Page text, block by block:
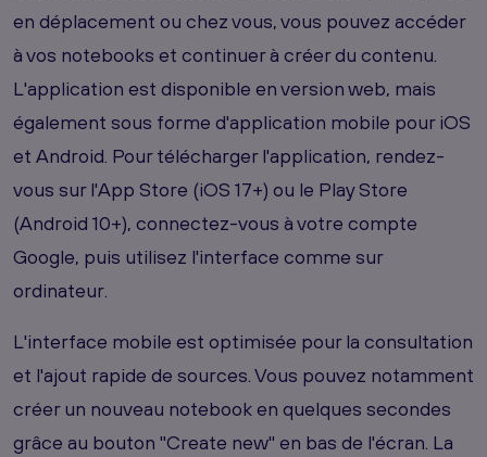
en déplacement ou chez vous, vous pouvez accéder
à vos notebooks et continuer à créer du contenu.
L'application est disponible en version web, mais
également sous forme d'application mobile pour iOS
et Android. Pour télécharger l'application, rendez-
vous sur l'App Store (iOS 17+) ou le Play Store
(Android 10+), connectez-vous à votre compte
Google, puis utilisez l'interface comme sur
ordinateur.
L'interface mobile est optimisée pour la consultation
et l'ajout rapide de sources. Vous pouvez notamment
créer un nouveau notebook en quelques secondes
grâce au bouton "Create new" en bas de l'écran. La